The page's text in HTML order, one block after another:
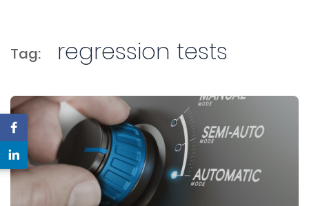
Tag: regression tests